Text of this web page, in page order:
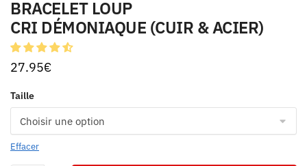
BRACELET LOUP
CRI DÉMONIAQUE (CUIR & ACIER)
27.95€
Taille
Effacer